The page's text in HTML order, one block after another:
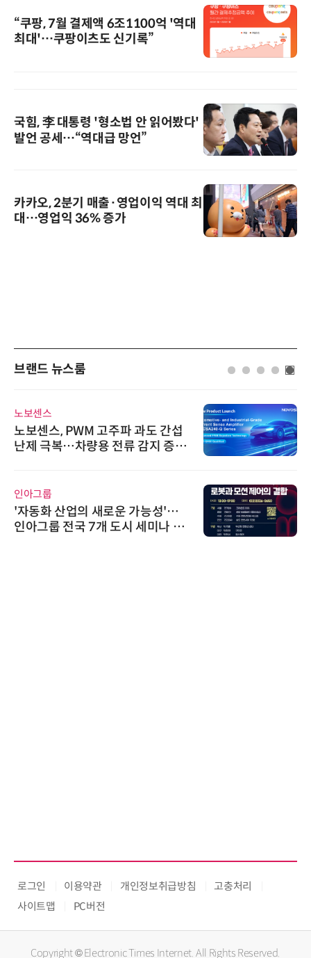
“쿠팡, 7월 결제액 6조1100억 '역대
최대'…쿠팡이츠도 신기록”
국힘, 李 대통령 '형소법 안 읽어봤다'
발언 공세…“역대급 망언”
카카오, 2분기 매출·영업이익 역대 최
대…영업익 36% 증가
브랜드 뉴스룸
노보센스
노보센스, PWM 고주파 과도 간섭
난제 극복…차량용 전류 감지 증폭
인아그룹
'자동화 산업의 새로운 가능성'…
인아그룹 전국 7개 도시 세미나 페
로그인 이용약관 개인정보취급방침
고충처리
사이트맵
PC버전
Copyright © Electronic Times Internet. All Rights Reserved.